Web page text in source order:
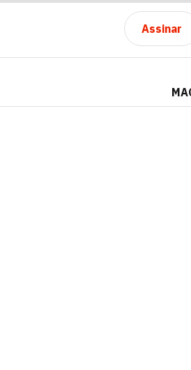
Assinar